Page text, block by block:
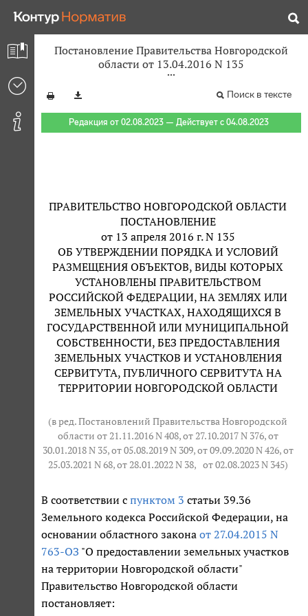
Постановление Правительства Новгородской
области от 13.04.2016 N 135
Поиск в тексте
Редакция от 02.08.2023 — Действует с 04.08.2023
ПРАВИТЕЛЬСТВО НОВГОРОДСКОЙ ОБЛАСТИ
ПОСТАНОВЛЕНИЕ
от 13 апреля 2016 г. N 135
ОБ УТВЕРЖДЕНИИ ПОРЯДКА И УСЛОВИЙ
РАЗМЕЩЕНИЯ ОБЪЕКТОВ, ВИДЫ КОТОРЫХ
УСТАНОВЛЕНЫ ПРАВИТЕЛЬСТВОМ
РОССИЙСКОЙ ФЕДЕРАЦИИ, НА ЗЕМЛЯХ ИЛИ
ЗЕМЕЛЬНЫХ УЧАСТКАХ, НАХОДЯЩИХСЯ В
ГОСУДАРСТВЕННОЙ ИЛИ МУНИЦИПАЛЬНОЙ
СОБСТВЕННОСТИ, БЕЗ ПРЕДОСТАВЛЕНИЯ
ЗЕМЕЛЬНЫХ УЧАСТКОВ И УСТАНОВЛЕНИЯ
СЕРВИТУТА, ПУБЛИЧНОГО СЕРВИТУТА НА
ТЕРРИТОРИИ НОВГОРОДСКОЙ ОБЛАСТИ
(в ред. Постановлений Правительства Новгородской
области от 21.11.2016 N 408, от 27.10.2017 N 376, от
30.01.2018 N 35, от 05.08.2019 N 309, от 09.09.2020 N 426, от
25.03.2021 N 68, от 28.01.2022 N 38, от 02.08.2023 N 345)
В соответствии с пунктом 3 статьи 39.36
Земельного кодекса Российской Федерации, на
основании областного закона от 27.04.2015 N
763-ОЗ "О предоставлении земельных участков
на территории Новгородской области"
Правительство Новгородской области
постановляет: